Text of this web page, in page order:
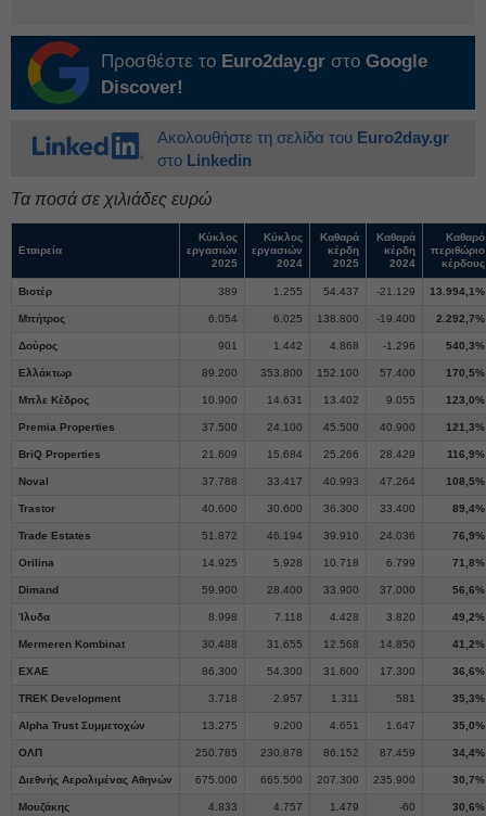
Προσθέστε το Euro2day.gr στο Google
Discover!
Ακολουθήστε τη σελίδα του Euro2day.gr
στο Linkedin
Τα ποσά σε χιλιάδες ευρώ
Εταιρεία
Κύκλος
εργασιών
2025
Κύκλος
εργασιών
2024
Καθαρά
κέρδη
2025
Καθαρά
κέρδη
2024
Καθαρό
περιθώριο
κέρδους
Βιοτέρ 389 1.255 54.437 -21.129 13.994,1%
Μπήτρος 6.054 6.025 138.800 -19.400 2.292,7%
Δούρος 901 1.442 4.868 -1.296 540,3%
Ελλάκτωρ 89.200 353.800 152.100 57.400 170,5%
Μπλε Κέδρος 10.900 14.631 13.402 9.055 123,0%
Premia Properties 37.500 24.100 45.500 40.900 121,3%
BriQ Properties 21.609 15.684 25.266 28.429 116,9%
Noval 37.788 33.417 40.993 47.264 108,5%
Trastor 40.600 30.600 36.300 33.400 89,4%
Trade Estates 51.872 46.194 39.910 24.036 76,9%
Orilina 14.925 5.928 10.718 6.799 71,8%
Dimand 59.900 28.400 33.900 37.000 56,6%
Ίλυδα 8.998 7.118 4.428 3.820 49,2%
Mermeren Kombinat 30.488 31.655 12.568 14.850 41,2%
ΕΧΑΕ 86.300 54.300 31.600 17.300 36,6%
TREK Development 3.718 2.957 1.311 581 35,3%
Alpha Trust Συμμετοχών 13.275 9.200 4.651 1.647 35,0%
ΟΛΠ 250.785 230.878 86.152 87.459 34,4%
Διεθνής Αερολιμένας Αθηνών 675.000 665.500 207.300 235.900 30,7%
Μουζάκης 4.833 4.757 1.479 -60 30,6%